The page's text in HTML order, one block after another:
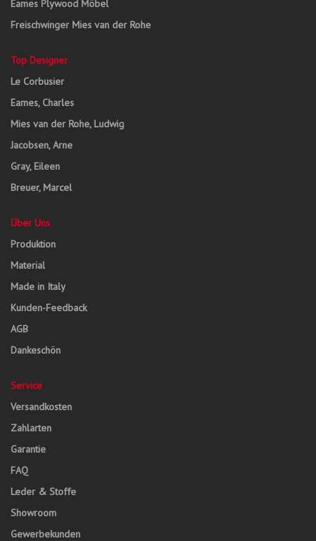
Eames Plywood Möbel
Freischwinger Mies van der Rohe
Top Designer
Le Corbusier
Eames, Charles
Mies van der Rohe, Ludwig
Jacobsen, Arne
Gray, Eileen
Breuer, Marcel
Über Uns
Produktion
Material
Made in Italy
Kunden-Feedback
AGB
Dankeschön
Service
Versandkosten
Zahlarten
Garantie
FAQ
Leder & Stoffe
Showroom
Gewerbekunden